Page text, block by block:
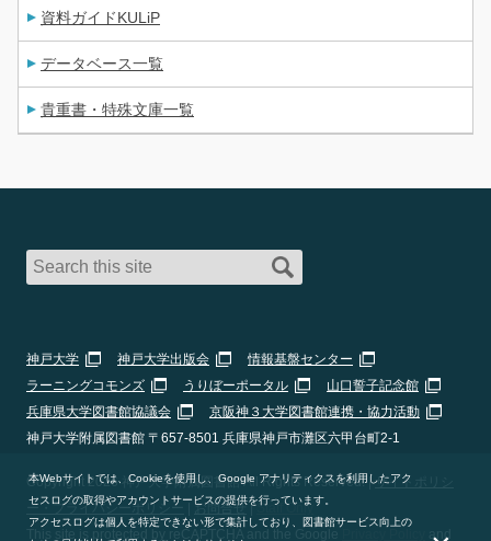
資料ガイドKULiP
データベース一覧
貴重書・特殊文庫一覧
神戸大学 神戸大学出版会
情報基盤センター
ラーニングコモンズ
うりぼーポータル
山口誓子記念館
兵庫県大学図書館協議会
京阪神３大学図書館連携・協力活動
神戸大学附属図書館 〒657-8501 兵庫県神戸市灘区六甲台町2-1
Copyright 2026 神戸大学附属図書館 All Rights Reserved. |サイトポリシ
ー・プライバシーポリシー
お問合せ| Staff Only
This site is protected by reCAPTCHA and the Google
and
本Webサイトでは、Cookieを使用し、Google アナリティクスを利用したアク
セスログの取得やアカウントサービスの提供を行っています。
アクセスログは個人を特定できない形で集計しており、図書館サービス向上の